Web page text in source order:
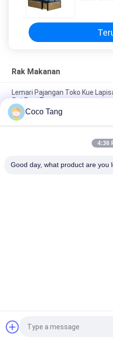
Rak Makanan
Lemari Pajangan Toko Kue
Cat Besi Tempa
Rak Toko Makanan Berlapis
Tampilan Roti
Customized Four Sides
Quote
Coco Tang
4:36
Good day, what product are you